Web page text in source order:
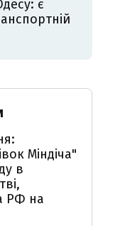
є
Міндіча"
в
РФ на